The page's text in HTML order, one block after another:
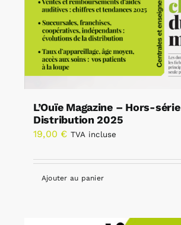
L’Ouïe Magazine – Hors-série
Distribution 2025
19,00 € TVA incluse
Ajouter au panier